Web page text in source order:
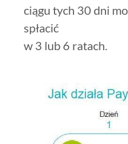
ciągu tych 30 dni
spłacić
w 3 lub 6 ratach.